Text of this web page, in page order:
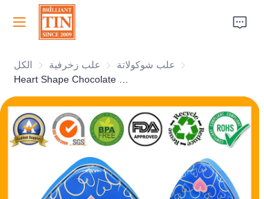
الكل علب زخرفية علب زخرفية
علب شوكولاتة علب شوكولاتة
الرئيسية
الشركة
المنتجات
خدمات العملاء